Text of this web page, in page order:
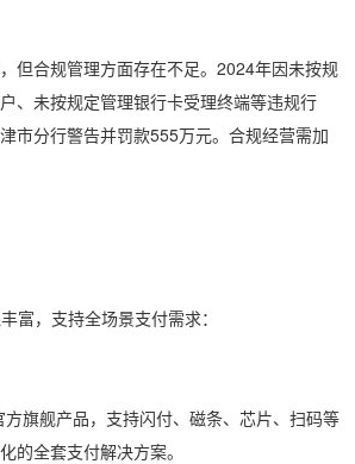
但合规管理方面存在不足。2024年因未按规
、未按规定管理银行卡受理终端等违规行
市分行警告并罚款555万元。合规经营需加
富，支持全场景支付需求：
旗舰产品，支持闪付、磁条、芯片、扫码等
的全套支付解决方案。